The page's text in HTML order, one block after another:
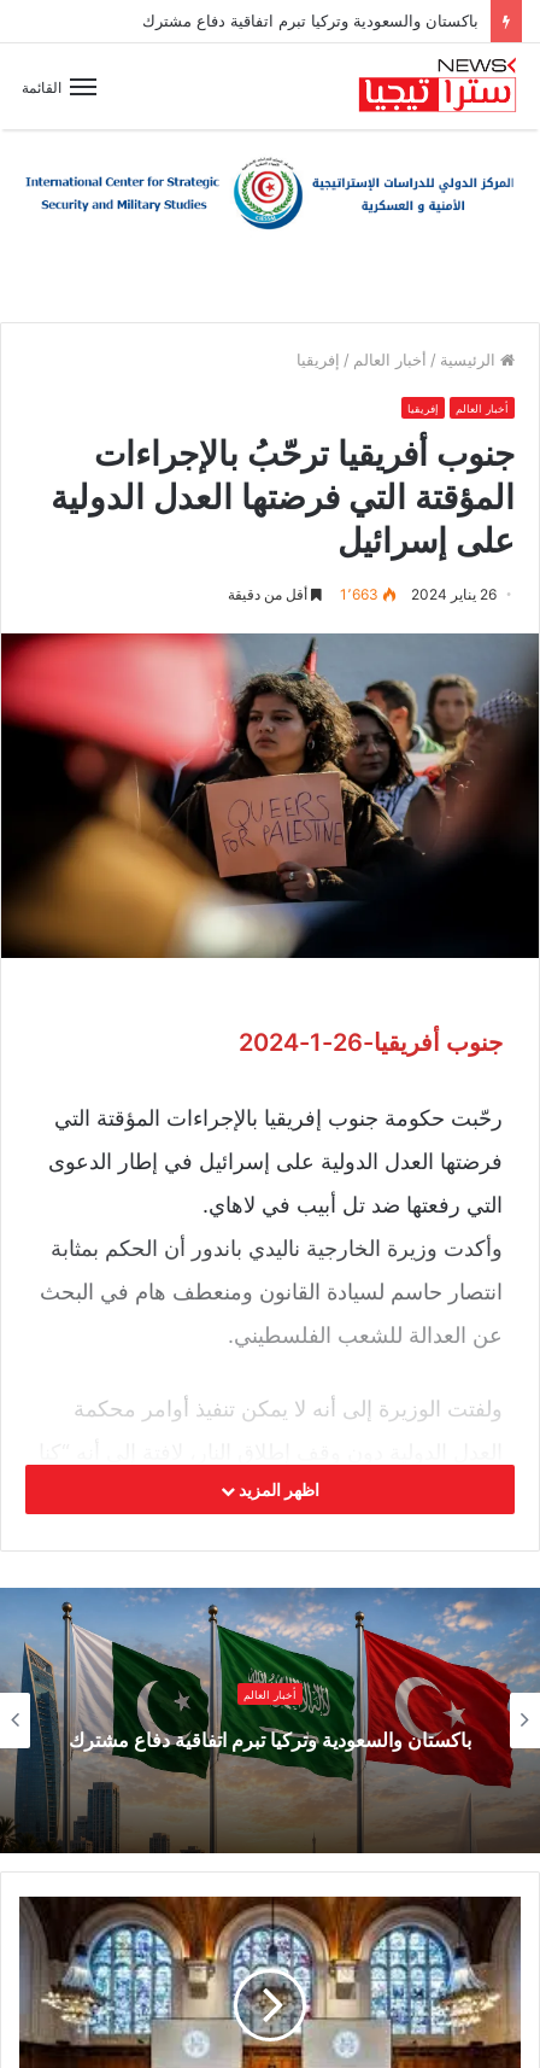
باكستان والسعودية وتركيا تبرم اتفاقية دفاع مشترك
القائمة
الرئيسية / أخبار العالم / إفريقيا
أخبار العالم إفريقيا
جنوب أفريقيا ترحّبُ بالإجراءات
المؤقتة التي فرضتها العدل الدولية
على إسرائيل
26 يناير 2024 1٬663 أقل من دقيقة
جنوب أفريقيا-26-1-2024
رحّبت حكومة جنوب إفريقيا بالإجراءات المؤقتة التي
فرضتها العدل الدولية على إسرائيل في إطار الدعوى
التي رفعتها ضد تل أبيب في لاهاي.
وأكدت وزيرة الخارجية ناليدي باندور أن الحكم بمثابة
انتصار حاسم لسيادة القانون ومنعطف هام في البحث
عن العدالة للشعب الفلسطيني.
ولفتت الوزيرة إلى أنه لا يمكن تنفيذ أوامر محكمة
نود من المحكمة أن تصدر قرارا بوقف إطلاق النار
كما شددت الوزيرة باندور على أنه لا يمكن أن تنجح
أوامر محكمة العدل الدولية دون وقف إطلاق النار،
وأن علينا أن ندعو إسرائيل للالتزام بالقانون الدولي.
اظهر المزيد
أخبار العالم
باكستان والسعودية وتركيا تبرم اتفاقية دفاع مشترك